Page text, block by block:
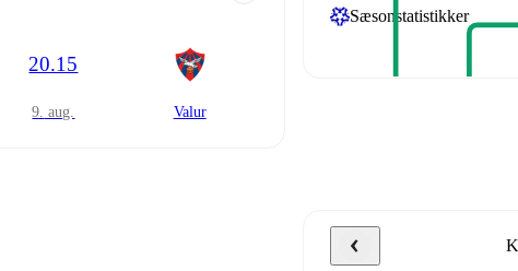
20.15
9. aug. Valur
Sæsonstatistikker